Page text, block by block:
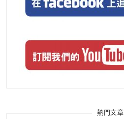
熱門文章